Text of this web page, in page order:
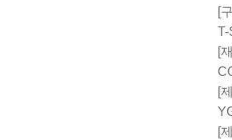
[
T-
[
[
[